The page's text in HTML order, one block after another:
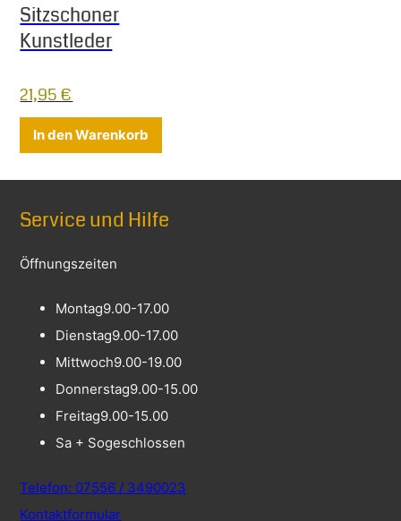
Sitzschoner
Kunstleder
21,95€
In den Warenkorb
Service und Hilfe
Öffnungszeiten
Montag9.00-17.00
Dienstag9.00-17.00
Mittwoch9.00-19.00
Donnerstag9.00-15.00
Freitag9.00-15.00
Sa + Sogeschlossen
Telefon: 07556 / 3490023
Kontaktformular